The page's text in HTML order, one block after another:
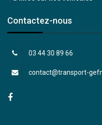
Contactez-nous
03 44 30 89 66
contact@transport-